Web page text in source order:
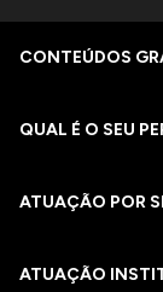
CONTEÚDOS
QUAL É O SEU
ATUAÇÃO POR
ATUAÇÃO